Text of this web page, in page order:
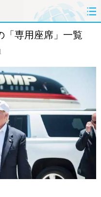
経済
写真
「専用座席」一覧